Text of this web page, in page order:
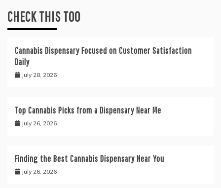
CHECK THIS TOO
Cannabis Dispensary Focused on Customer Satisfaction
Daily
July 28, 2026
Top Cannabis Picks from a Dispensary Near Me
July 26, 2026
Finding the Best Cannabis Dispensary Near You
July 26, 2026